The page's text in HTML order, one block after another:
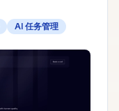
AI 任务管理